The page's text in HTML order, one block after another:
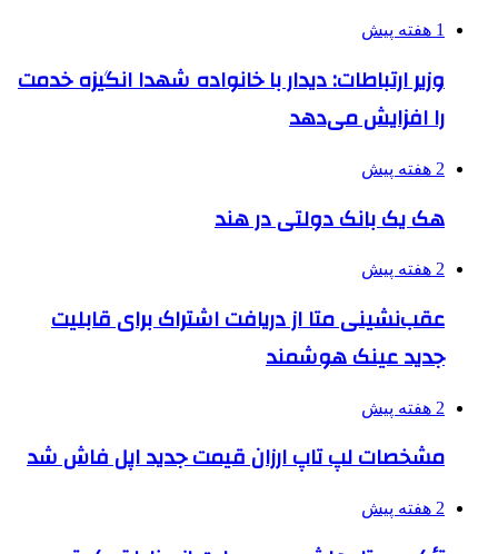
1 هفته پیش
وزیر ارتباطات: دیدار با خانواده شهدا انگیزه خدمت
را افزایش می‌دهد
2 هفته پیش
هک یک بانک دولتی در هند
2 هفته پیش
عقب‌نشینی متا از دریافت اشتراک برای قابلیت
جدید عینک هوشمند
2 هفته پیش
مشخصات لپ تاپ ارزان قیمت جدید اپل فاش شد
2 هفته پیش